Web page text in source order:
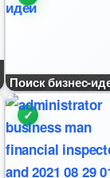
Поиск бизнес-